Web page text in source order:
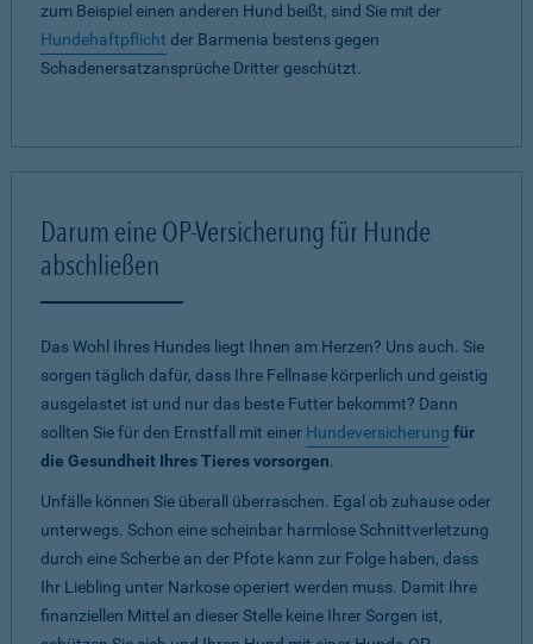
zum Beispiel einen anderen Hund beißt, sind Sie mit der
Hundehaftpflicht der Barmenia bestens gegen
Schadenersatzansprüche Dritter geschützt.
Darum eine OP-Versicherung für Hunde
abschließen
Das Wohl Ihres Hundes liegt Ihnen am Herzen? Uns auch. Sie
sorgen täglich dafür, dass Ihre Fellnase körperlich und geistig
ausgelastet ist und nur das beste Futter bekommt? Dann
sollten Sie für den Ernstfall mit einer Hundeversicherung für
die Gesundheit Ihres Tieres vorsorgen.
Unfälle können Sie überall überraschen. Egal ob zuhause oder
unterwegs. Schon eine scheinbar harmlose Schnittverletzung
durch eine Scherbe an der Pfote kann zur Folge haben, dass
Ihr Liebling unter Narkose operiert werden muss. Damit Ihre
finanziellen Mittel an dieser Stelle keine Ihrer Sorgen ist,